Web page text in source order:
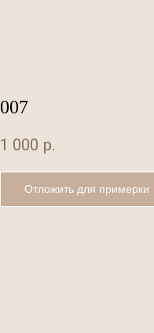
007
1 000 р.
Отложить для примерки